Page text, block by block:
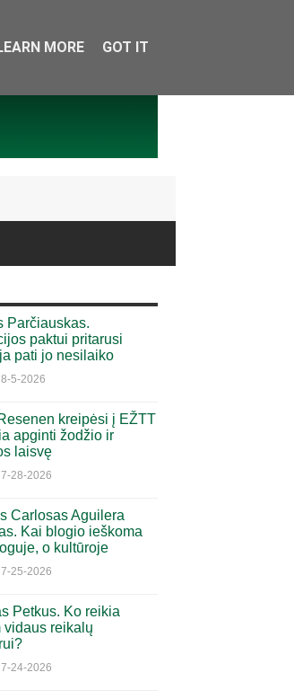
Parčiauskas.
paktui pritarusi
pati jo nesilaiko
8-5-2026
kreipėsi į EŽTT
apginti žodžio ir
laisvę
7-28-2026
Carlosas Aguilera
Kai blogio ieškoma
o kultūroje
7-25-2026
Petkus. Ko reikia
vidaus reikalų
7-24-2026
MORE GOT IT